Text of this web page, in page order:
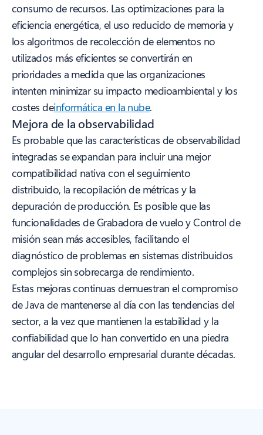
consumo de recursos. Las optimizaciones para la
eficiencia energética, el uso reducido de memoria y
los algoritmos de recolección de elementos no
utilizados más eficientes se convertirán en
prioridades a medida que las organizaciones
intenten minimizar su impacto medioambiental y los
costes deinformática en la nube.
Mejora de la observabilidad
Es probable que las características de observabilidad
integradas se expandan para incluir una mejor
compatibilidad nativa con el seguimiento
distribuido, la recopilación de métricas y la
depuración de producción. Es posible que las
funcionalidades de Grabadora de vuelo y Control de
misión sean más accesibles, facilitando el
diagnóstico de problemas en sistemas distribuidos
complejos sin sobrecarga de rendimiento.
Estas mejoras continuas demuestran el compromiso
de Java de mantenerse al día con las tendencias del
sector, a la vez que mantienen la estabilidad y la
confiabilidad que lo han convertido en una piedra
angular del desarrollo empresarial durante décadas.